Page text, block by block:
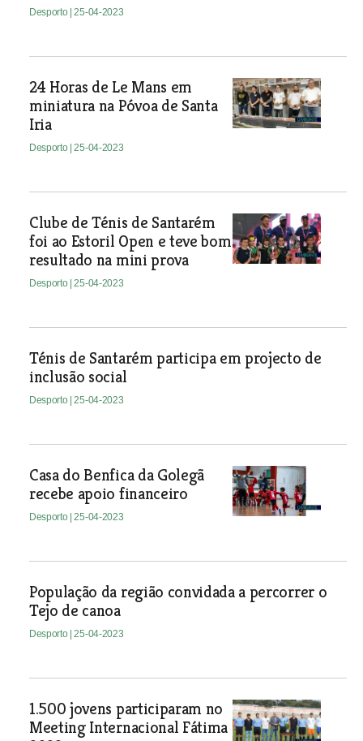
Desporto | 25-04-2023
24 Horas de Le Mans em
miniatura na Póvoa de Santa
Iria
Desporto | 25-04-2023
Clube de Ténis de Santarém
foi ao Estoril Open e teve bom
resultado na mini prova
Desporto | 25-04-2023
Ténis de Santarém participa em projecto de
inclusão social
Desporto | 25-04-2023
Casa do Benfica da Golegã
recebe apoio financeiro
Desporto | 25-04-2023
População da região convidada a percorrer o
Tejo de canoa
Desporto | 25-04-2023
1.500 jovens participaram no
Meeting Internacional Fátima